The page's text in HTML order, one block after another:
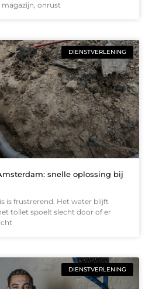
onrust
DIENSTVERLENING
snelle oplossing bij
is frustrerend. Het water blijft
toilet spoelt slecht door of er
DIENSTVERLENING